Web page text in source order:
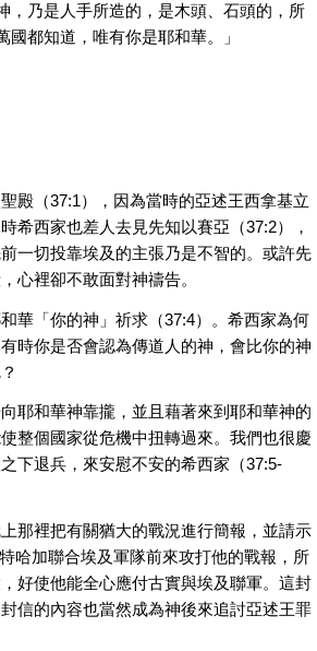
，乃是人手所造的，是木頭、石頭的，所
都知道，唯有你是耶和華。」
殿（37:1），因為當時的亞述王西拿基立
希西家也差人去見先知以賽亞（37:2），
一切投靠埃及的主張乃是不智的。或許先
心裡卻不敢面對神禱告。
華「你的神」祈求（37:4）。希西家為何
時你是否會認為傳道人的神，會比你的神
耶和華神靠攏，並且藉著來到耶和華神的
整個國家從危機中扭轉過來。我們也很慶
下退兵，來安慰不安的希西家（37:5-
那裡把有關猶大的戰況進行簡報，並請示
哈加聯合埃及軍隊前來攻打他的戰報，所
好使他能全心應付古實與埃及聯軍。這封
信的內容也當然成為神後來追討亞述王罪